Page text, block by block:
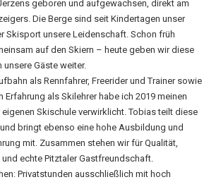
geboren und aufgewachsen, direkt am
Die Berge sind seit Kindertagen unser
Skisport unsere Leidenschaft. Schon früh
auf den Skiern – heute geben wir diese
unsere Gäste weiter.
als Rennfahrer, Freerider und Trainer sowie
Erfahrung als Skilehrer habe ich 2019 meinen
eigenen Skischule verwirklicht. Tobias teilt diese
bringt ebenso eine hohe Ausbildung und
mit. Zusammen stehen wir für Qualität,
echte Pitztaler Gastfreundschaft.
Privatstunden ausschließlich mit hoch